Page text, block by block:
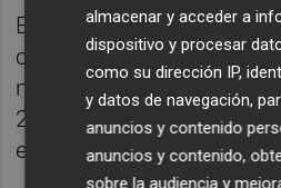
El Benidorm Chess Open
consolidado y de gran
nacional de ajedrez, que
25 de octubre al 2 de
el Hotel Meliá Benidorm.
almacenar y acceder a
dispositivo y procesar
como su dirección IP,
y datos de navegación,
anuncios y contenido
anuncios y contenido,
sobre la audiencia y